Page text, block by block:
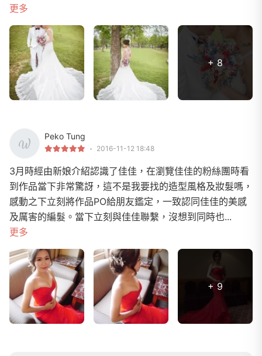
更多
+ 8
Peko Tung
2016-11-12 18:48
3月時經由新娘介紹認識了佳佳，在瀏覽佳佳的粉絲團時看
到作品當下非常驚訝，這不是我要找的造型風格及妝髮嗎，
感動之下立刻將作品PO給朋友鑑定，一致認同佳佳的美感
及厲害的編髮。當下立刻與佳佳聯繫，沒想到同時也...
更多
+ 9